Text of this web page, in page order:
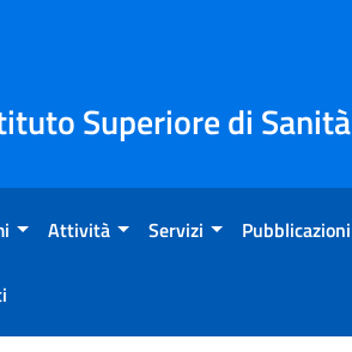
Superiore di Sanità
Attività Servizi Pubblicazioni